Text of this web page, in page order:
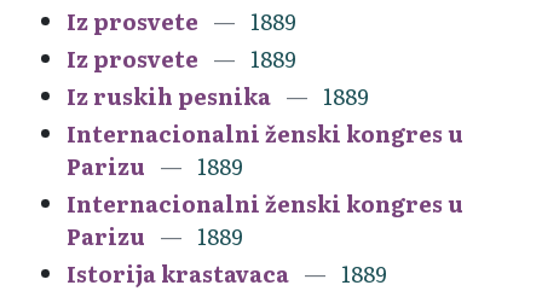
Iz prosvete
1889
Iz prosvete
1889
Iz ruskih pesnika
1889
Internacionalni ženski kongres u
Parizu
1889
Internacionalni ženski kongres u
Parizu
1889
Istorija krastavaca
1889